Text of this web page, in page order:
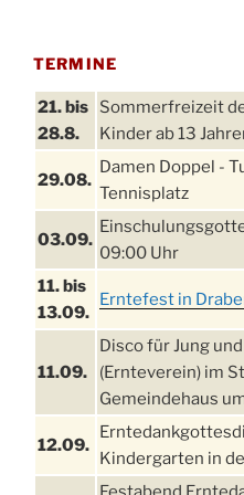
TERMINE
21. bis
28.8.
Sommerfreizeit
Kinder ab 13
29.08.
Damen Doppel -
Tennisplatz
03.09.
09:00 Uhr
11. bis
13.09.
Erntefest in
11.09.
Disco für Jung
(Ernteverein) im
Gemeindehaus
12.09.
Kindergarten in